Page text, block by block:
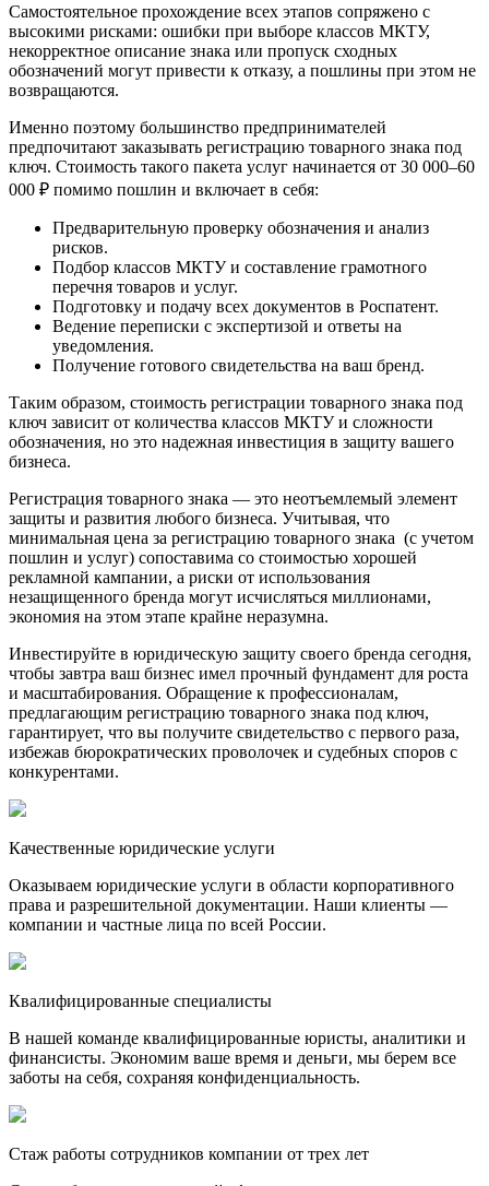
Самостоятельное прохождение всех этапов сопряжено с
высокими рисками: ошибки при выборе классов МКТУ,
некорректное описание знака или пропуск сходных
обозначений могут привести к отказу, а пошлины при этом не
возвращаются.
Именно поэтому большинство предпринимателей
предпочитают заказывать регистрацию товарного знака под
ключ. Стоимость такого пакета услуг начинается от 30 000–60
000 ₽ помимо пошлин и включает в себя:
Предварительную проверку обозначения и анализ
рисков.
Подбор классов МКТУ и составление грамотного
перечня товаров и услуг.
Подготовку и подачу всех документов в Роспатент.
Ведение переписки с экспертизой и ответы на
уведомления.
Получение готового свидетельства на ваш бренд.
Таким образом, стоимость регистрации товарного знака под
ключ зависит от количества классов МКТУ и сложности
обозначения, но это надежная инвестиция в защиту вашего
бизнеса.
Регистрация товарного знака — это неотъемлемый элемент
защиты и развития любого бизнеса. Учитывая, что
минимальная цена за регистрацию товарного знака (с учетом
пошлин и услуг) сопоставима со стоимостью хорошей
рекламной кампании, а риски от использования
незащищенного бренда могут исчисляться миллионами,
экономия на этом этапе крайне неразумна.
Инвестируйте в юридическую защиту своего бренда сегодня,
чтобы завтра ваш бизнес имел прочный фундамент для роста
и масштабирования. Обращение к профессионалам,
предлагающим регистрацию товарного знака под ключ,
гарантирует, что вы получите свидетельство с первого раза,
избежав бюрократических проволочек и судебных споров с
конкурентами.
Качественные юридические услуги
Оказываем юридические услуги в области корпоративного
права и разрешительной документации. Наши клиенты —
компании и частные лица по всей России.
Квалифицированные специалисты
В нашей команде квалифицированные юристы, аналитики и
финансисты. Экономим ваше время и деньги, мы берем все
заботы на себя, сохраняя конфиденциальность.
Стаж работы сотрудников компании от трех лет